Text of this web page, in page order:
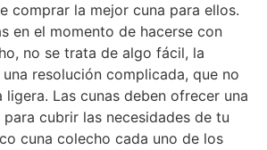
comprar la mejor cuna para ellos.
en el momento de hacerse con
no se trata de algo fácil, la
resolución complicada, que no
ligera. Las cunas deben ofrecer una
cubrir las necesidades de tu
cuna colecho cada uno de los